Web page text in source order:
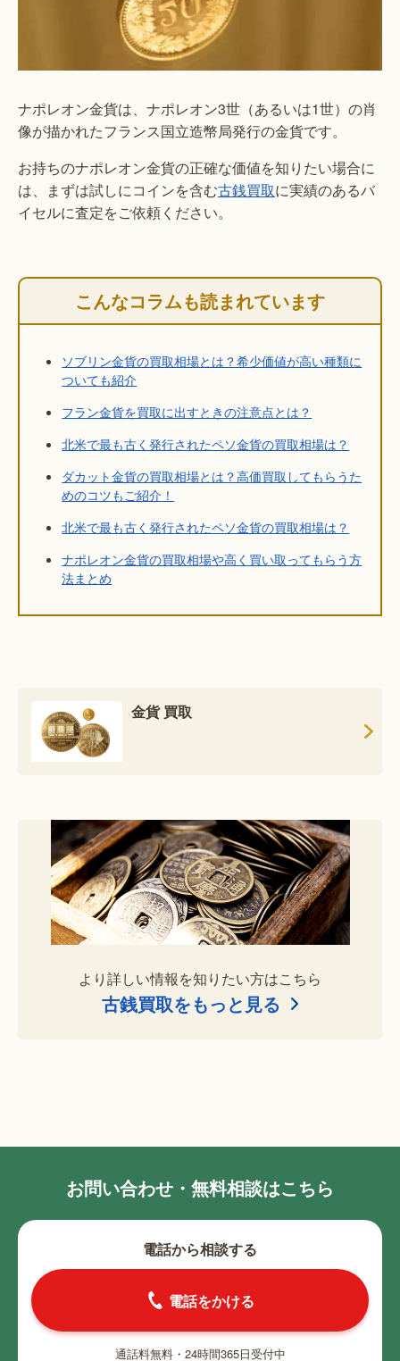
ナポレオン金貨は、ナポレオン3世（あるいは1世）の肖
像が描かれたフランス国立造幣局発行の金貨です。
お持ちのナポレオン金貨の正確な価値を知りたい場合に
は、まずは試しにコインを含む古銭買取に実績のあるバ
イセルに査定をご依頼ください。
こんなコラムも読まれています
ソブリン金貨の買取相場とは？希少価値が高い種類に
ついても紹介
フラン金貨を買取に出すときの注意点とは？
北米で最も古く発行されたペソ金貨の買取相場は？
ダカット金貨の買取相場とは？高価買取してもらうた
めのコツもご紹介！
北米で最も古く発行されたペソ金貨の買取相場は？
ナポレオン金貨の買取相場や高く買い取ってもらう方
法まとめ
金貨 買取
より詳しい情報を知りたい方はこちら
古銭買取をもっと見る
お問い合わせ・無料相談はこちら
電話から相談する
電話をかける
通話料無料・24時間365日受付中